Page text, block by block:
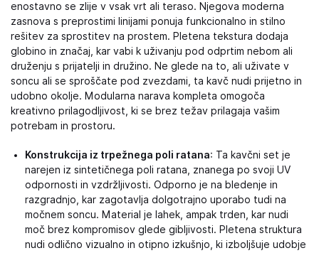
enostavno se zlije v vsak vrt ali teraso. Njegova moderna
zasnova s preprostimi linijami ponuja funkcionalno in stilno
rešitev za sprostitev na prostem. Pletena tekstura dodaja
globino in značaj, kar vabi k uživanju pod odprtim nebom ali
druženju s prijatelji in družino. Ne glede na to, ali uživate v
soncu ali se sproščate pod zvezdami, ta kavč nudi prijetno in
udobno okolje. Modularna narava kompleta omogoča
kreativno prilagodljivost, ki se brez težav prilagaja vašim
potrebam in prostoru.
Konstrukcija iz trpežnega poli ratana: Ta kavčni set je
narejen iz sintetičnega poli ratana, znanega po svoji UV
odpornosti in vzdržljivosti. Odporno je na bledenje in
razgradnjo, kar zagotavlja dolgotrajno uporabo tudi na
močnem soncu. Material je lahek, ampak trden, kar nudi
moč brez kompromisov glede gibljivosti. Pletena struktura
nudi odlično vizualno in otipno izkušnjo, ki izboljšuje udobje